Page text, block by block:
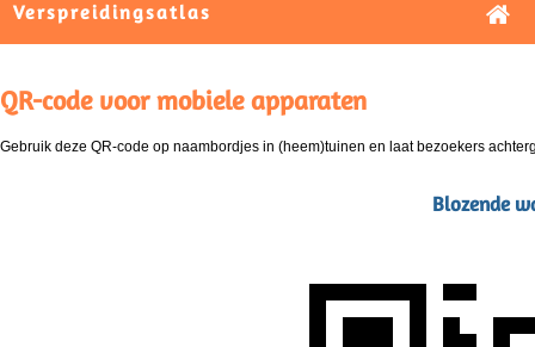
Verspreidingsatlas
QR-code voor mobiele apparaten
Gebruik deze QR-code op naambordjes in (heem)tuinen en laat bezoekers
Blozende